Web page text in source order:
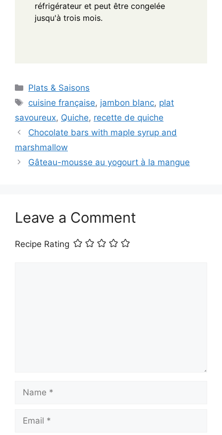
réfrigérateur et peut être congelée
jusqu'à trois mois.
Categories
Plats & Saisons
Tags
cuisine française, jambon blanc, plat
savoureux, Quiche, recette de quiche
Chocolate bars with maple syrup and
marshmallow
Gâteau-mousse au yogourt à la mangue
Leave a Comment
Recipe Rating
Name
Email